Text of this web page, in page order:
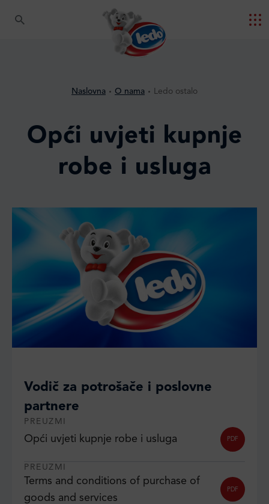
Naslovna O nama Ledo ostalo
Opći uvjeti kupnje
robe i usluga
Vodič za potrošače i poslovne
partnere
PREUZMI
Opći uvjeti kupnje robe i usluga PDF
PREUZMI
Terms and conditions of purchase of
goods and services
PDF